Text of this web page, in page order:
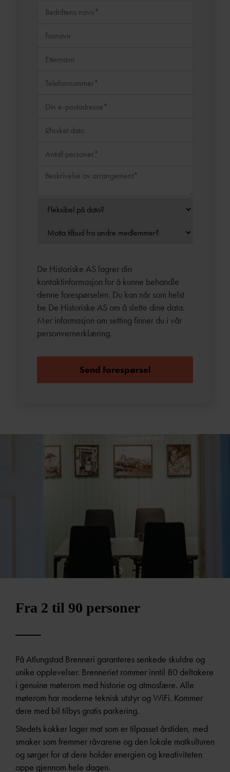
De Historiske AS lagrer din
kontaktinformasjon for å kunne behandle
denne forespørselen. Du kan når som helst
be De Historiske AS om å slette dine data.
Mer informasjon om setting finner du i vår
personvernerklæring.
Fra 2 til 90 personer
På Atlungstad Brenneri garanteres senkede skuldre og
unike opplevelser. Brenneriet rommer inntil 80 deltakere
i genuine møterom med historie og atmosfære. Alle
møterom har moderne teknisk utstyr og WiFi. Kommer
dere med bil tilbys gratis parkering.
Stedets kokker lager mat som er tilpasset årstiden, med
smaker som fremmer råvarene og den lokale matkulturen
og sørger for at dere holder energien og kreativiteten
oppe gjennom hele dagen.